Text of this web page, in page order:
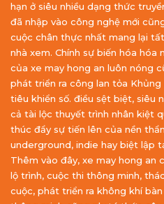
hạn ở siêu nhiều dạng thức
đã nhập vào công nghệ mới
cuộc chân thực nhất mang lại
nhà xem. Chính sự biến hóa hóa
của xe may hong an luôn nóng
phát triển ra công lan tỏa
tiêu khiển số. điều sệt biệt, siêu
cả tài lộc thuyết trình nhân kiệt
thúc đẩy sự tiến lên của nền
underground, indie hay biệt lập
Thêm vào đây, xe may hong an
lộ trình, cuộc thi thông minh,
cuộc, phát triển ra không khí